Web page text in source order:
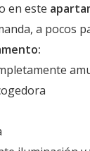
en este
a pocos